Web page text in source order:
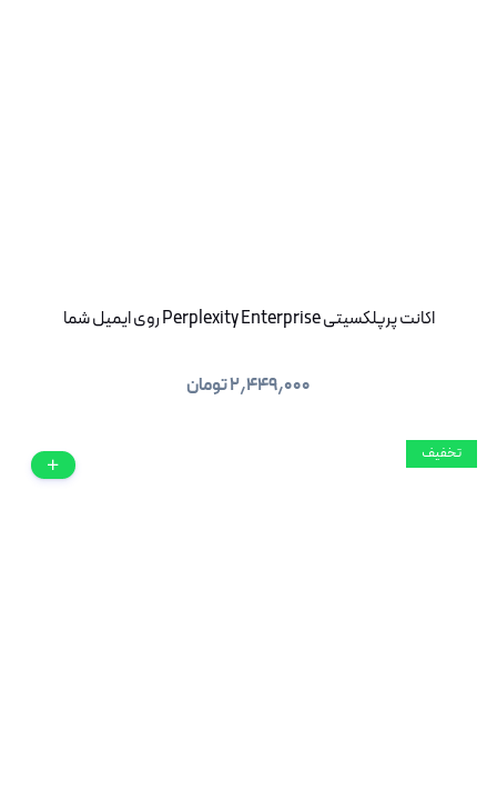
اکانت پرپلکسیتی Perplexity Enterprise روی ایمیل شما
۲٫۴۴۹٫۰۰۰تومان
تخفیف